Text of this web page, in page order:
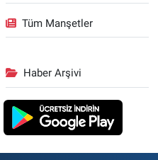
Tüm Manşetler
Haber Arşivi